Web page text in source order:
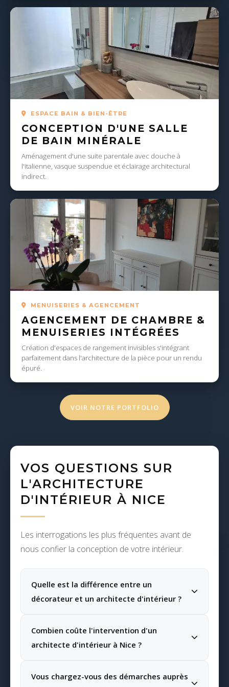
ESPACE BAIN & BIEN-ÊTRE
CONCEPTION D'UNE SALLE
DE BAIN MINÉRALE
Aménagement d'une suite parentale avec douche à
l'italienne, vasque suspendue et éclairage architectural
indirect.
MENUISERIES & AGENCEMENT
AGENCEMENT DE CHAMBRE &
MENUISERIES INTÉGRÉES
Création d'espaces de rangement invisibles s'intégrant
parfaitement dans l'architecture de la pièce pour un rendu
épuré.
VOIR NOTRE PORTFOLIO
VOS QUESTIONS SUR
L'ARCHITECTURE
D'INTÉRIEUR À NICE
Les interrogations les plus fréquentes avant de
nous confier la conception de votre intérieur.
Quelle est la différence entre un
décorateur et un architecte d'intérieur ?
Le décorateur intervient principalement sur
l'habillage des espaces existants : choix des
revanche, a les compétences techniques pour
Combien coûte l'intervention d'un
architecte d'intérieur à Nice ?
Nos prestations sont structurées en deux
Vous chargez-vous des démarches auprès